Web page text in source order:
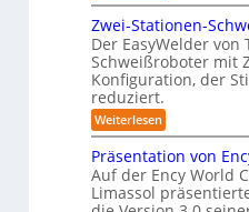
s
i
e
r
n
g
s
l
ö
o
-
K
a
e
r
a
s
y
m
o
m
e
n
t
e
n
o
r
f
ü
e
i
s
t
u
g
s
v
e
r
g
l
Zwei-Stationen-
Der EasyWelder von
Schweißroboter mit
Konfiguration, der
reduziert.
Weiterlesen:
Z
w
e
i
-
Präsentation von
Auf der Ency World
Limassol